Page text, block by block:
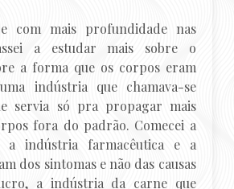
com mais profundidade nas
a estudar mais sobre o
a forma que os corpos eram
indústria que chamava-se
servia só pra propagar mais
fora do padrão. Comecei a
a indústria farmacêutica e a
dos sintomas e não das causas
a indústria da carne que